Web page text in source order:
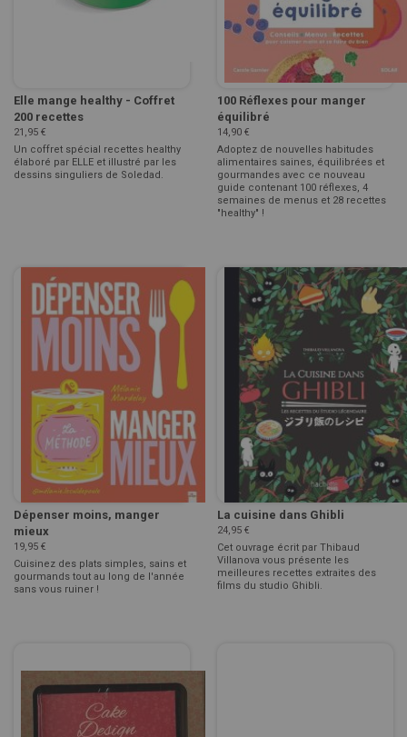
Elle mange healthy - Coffret
200 recettes
21,95 €
Un coffret spécial recettes healthy
élaboré par ELLE et illustré par les
dessins singuliers de Soledad.
100 Réflexes pour manger
équilibré
14,90 €
Adoptez de nouvelles habitudes
alimentaires saines, équilibrées et
gourmandes avec ce nouveau
guide contenant 100 réflexes, 4
semaines de menus et 28 recettes
"healthy" !
Dépenser moins, manger
mieux
19,95 €
Cuisinez des plats simples, sains et
gourmands tout au long de l'année
sans vous ruiner !
La cuisine dans Ghibli
24,95 €
Cet ouvrage écrit par Thibaud
Villanova vous présente les
meilleures recettes extraites des
films du studio Ghibli.